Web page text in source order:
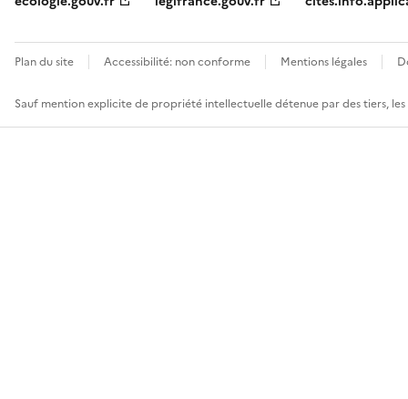
Plan du site Accessibilité: non conforme Mentions légales
Sauf mention explicite de propriété intellectuelle détenue par des tiers,